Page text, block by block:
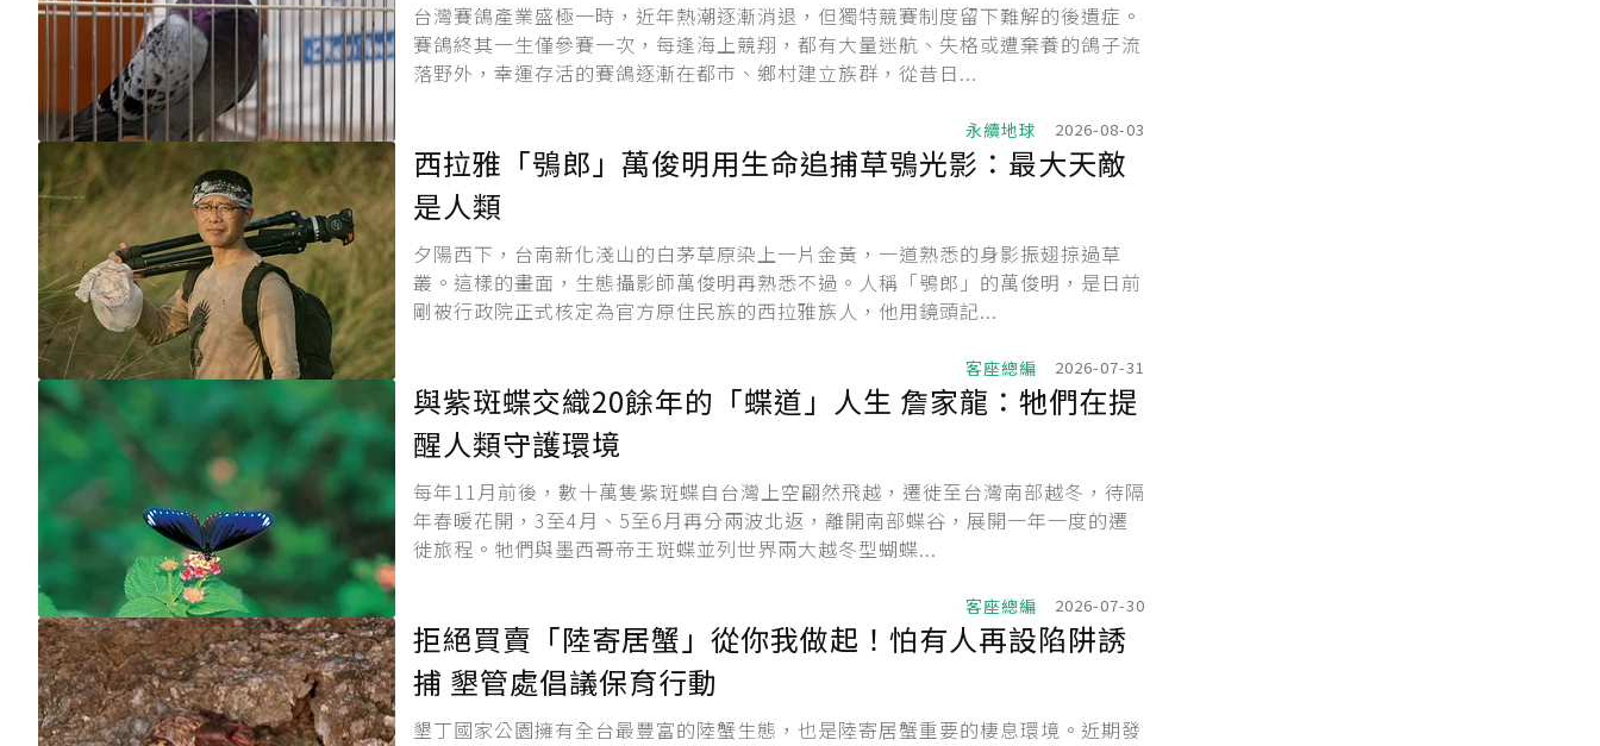
台灣賽鴿產業盛極一時，近年熱潮逐漸消退，但獨特競賽制度留下難解的後遺症。
賽鴿終其一生僅參賽一次，每逢海上競翔，都有大量迷航、失格或遭棄養的鴿子流
落野外，幸運存活的賽鴿逐漸在都市、鄉村建立族群，從昔日...
永續地球 2026-08-03
西拉雅「鴞郎」萬俊明用生命追捕草鴞光影：最大天敵
是人類
夕陽西下，台南新化淺山的白茅草原染上一片金黃，一道熟悉的身影振翅掠過草
叢。這樣的畫面，生態攝影師萬俊明再熟悉不過。人稱「鴞郎」的萬俊明，是日前
剛被行政院正式核定為官方原住民族的西拉雅族人，他用鏡頭記...
客座總編 2026-07-31
與紫斑蝶交織20餘年的「蝶道」人生 詹家龍：牠們在提
醒人類守護環境
每年11月前後，數十萬隻紫斑蝶自台灣上空翩然飛越，遷徙至台灣南部越冬，待隔
年春暖花開，3至4月、5至6月再分兩波北返，離開南部蝶谷，展開一年一度的遷
徙旅程。牠們與墨西哥帝王斑蝶並列世界兩大越冬型蝴蝶...
客座總編 2026-07-30
拒絕買賣「陸寄居蟹」從你我做起！怕有人再設陷阱誘
捕 墾管處倡議保育行動
墾丁國家公園擁有全台最豐富的陸蟹生態，也是陸寄居蟹重要的棲息環境。近期發